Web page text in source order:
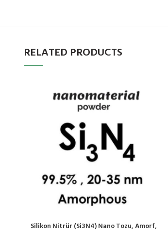
RELATED PRODUCTS
Silikon Nitrür (Si3N4) Nano Tozu, Amorf,